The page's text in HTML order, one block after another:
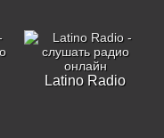
Latino Radio